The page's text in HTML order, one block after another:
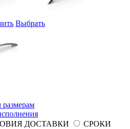
Выбрать
размерам
ДОСТАВКИ
СРОКИ